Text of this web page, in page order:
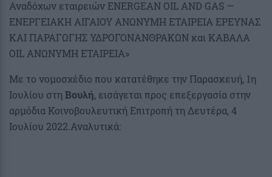
Αναδόχων εταιρειών ENERGEAN OIL AND GAS —
ΕΝΕΡΓΕΙΑΚΗ ΑΙΓΑΙΟΥ ΑΝΩΝΥΜΗ ΕΤΑΙΡΕΙΑ ΕΡΕΥΝΑΣ
ΚΑΙ ΠΑΡΑΓΩΓΗΣ ΥΔΡΟΓΟΝΑΝΘΡΑΚΩΝ και ΚΑΒΑΛΑ
OIL ΑΝΩΝΥΜΗ ΕΤΑΙΡΕΙΑ»
Με το νομοσχέδιο που κατατέθηκε την Παρασκευή, 1η
Ιουλίου στη Βουλή, εισάγεται προς επεξεργασία στην
αρμόδια Κοινοβουλευτική Επιτροπή τη Δευτέρα, 4
Ιουλίου 2022.Αναλυτικά: